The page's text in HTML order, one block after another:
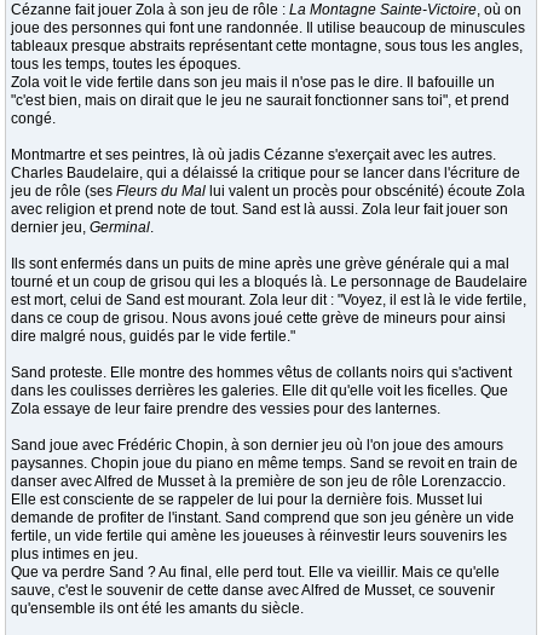
Cézanne fait jouer Zola à son jeu de rôle : La Montagne Sainte-Victoire, où on
joue des personnes qui font une randonnée. Il utilise beaucoup de minuscules
tableaux presque abstraits représentant cette montagne, sous tous les angles,
tous les temps, toutes les époques.
Zola voit le vide fertile dans son jeu mais il n'ose pas le dire. Il bafouille un
"c'est bien, mais on dirait que le jeu ne saurait fonctionner sans toi", et prend
congé.
Montmartre et ses peintres, là où jadis Cézanne s'exerçait avec les autres.
Charles Baudelaire, qui a délaissé la critique pour se lancer dans l'écriture de
jeu de rôle (ses Fleurs du Mal lui valent un procès pour obscénité) écoute Zola
avec religion et prend note de tout. Sand est là aussi. Zola leur fait jouer son
dernier jeu, Germinal.
Ils sont enfermés dans un puits de mine après une grève générale qui a mal
tourné et un coup de grisou qui les a bloqués là. Le personnage de Baudelaire
est mort, celui de Sand est mourant. Zola leur dit : "Voyez, il est là le vide fertile,
dans ce coup de grisou. Nous avons joué cette grève de mineurs pour ainsi
dire malgré nous, guidés par le vide fertile."
Sand proteste. Elle montre des hommes vêtus de collants noirs qui s'activent
dans les coulisses derrières les galeries. Elle dit qu'elle voit les ficelles. Que
Zola essaye de leur faire prendre des vessies pour des lanternes.
Sand joue avec Frédéric Chopin, à son dernier jeu où l'on joue des amours
paysannes. Chopin joue du piano en même temps. Sand se revoit en train de
danser avec Alfred de Musset à la première de son jeu de rôle Lorenzaccio.
Elle est consciente de se rappeler de lui pour la dernière fois. Musset lui
demande de profiter de l'instant. Sand comprend que son jeu génère un vide
fertile, un vide fertile qui amène les joueuses à réinvestir leurs souvenirs les
plus intimes en jeu.
Que va perdre Sand ? Au final, elle perd tout. Elle va vieillir. Mais ce qu'elle
sauve, c'est le souvenir de cette danse avec Alfred de Musset, ce souvenir
qu'ensemble ils ont été les amants du siècle.